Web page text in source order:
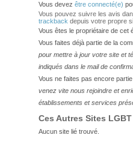
Vous devez être connecté(e)
Vous pouvez suivre les avis
trackback depuis votre propre
Vous êtes le propriétaire de cet
Vous faites déjà partie de la
pour mettre à jour votre site et
indiqués dans le mail de
Vous ne faites pas encore
venez vite nous rejoindre et
établissements et services
Ces Autres Sites
Aucun site lié trouvé.